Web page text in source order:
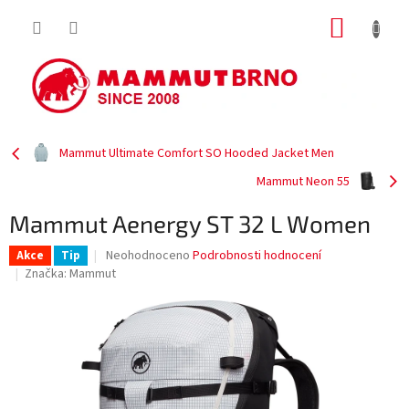
Mammut Ultimate Comfort SO Hooded Jacket Men
Mammut Neon 55
Mammut Aenergy ST 32 L Women
Akce Tip
Průměrné
hodnocení
0,0
z
5
hvězdiček.
Neohodnoceno Podrobnosti hodnocení
Značka: Mammut